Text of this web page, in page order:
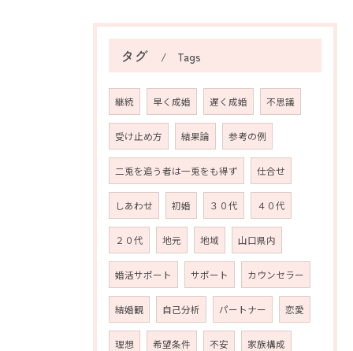
タグ Tags
継続 早く成婚 遅く成婚 不思議
受け止め方 結果論 参考の例
二兎を追う者は一兎をも得ず 仕合せ
しあわせ 初婚 ３０代 ４０代
２０代 地元 地域 山口県内
婚活サポート サポート カウンセラー
結婚観 自己分析 パートナー 恋愛
理想 希望条件 不安 家族構成